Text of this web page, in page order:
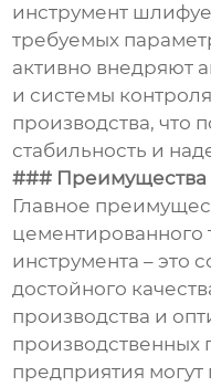
инструмент
требуемых
активно внедряют
и системы
производства, что
стабильность и
### Преимущества
Главное
цементированного
инструмента – это
достойного
производства и
производственных
предприятия